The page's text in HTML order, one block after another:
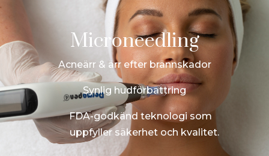
Microneedling
Acneärr & ärr efter brännskador
Synlig hudförbättring
FDA-godkänd teknologi som
uppfyller säkerhet och kvalitet.